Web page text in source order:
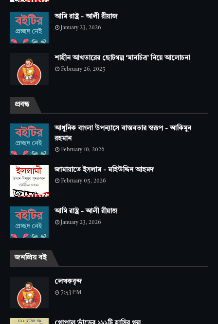
আমি রাষ্ট্র - আলী রীয়াজ
January 23, 2026
শাহীন আখতারের ছোটগল্প ‘মানচিত্র’ নিয়ে আলোচনা
February 26, 2025
প্রবন্ধ
আধুনিক বাংলা উপন্যাসে বাস্তবতার স্বরূপ - আকিমুন
রহমান
February 10, 2026
জামায়াতে ইসলাম - মহিউদ্দিন আহমদ
February 05, 2026
আমি রাষ্ট্র - আলী রীয়াজ
January 23, 2026
জনপ্রিয় বই
লেখকবৃন্দ
7:53 PM